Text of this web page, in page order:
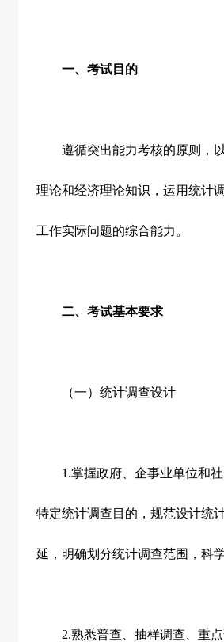
一、考试目的
遵循突出能力考核的原则，以
理论和经济理论知识，运用统计
工作实际问题的综合能力。
二、考试基本要求
（一）统计调查设计
1.掌握政府、企事业单位和
特定统计调查目的，规范设计统
延，明确划分统计调查范围，科
2.熟悉普查、抽样调查、重